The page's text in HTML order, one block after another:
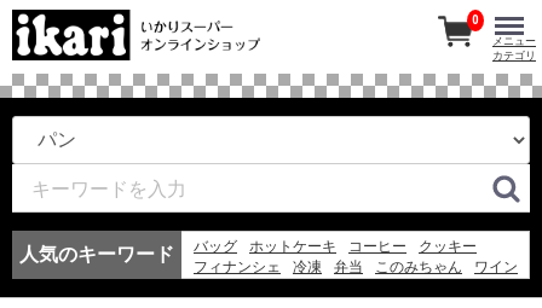
人気のキーワード バッグ ホットケーキ コーヒー
クッキー
フィナンシェ
冷凍 弁当 このみちゃん
ワイン
0
メニュー
カテゴリ